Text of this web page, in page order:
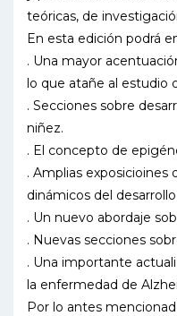
teóricas, de
En esta edición podrá
. Una mayor
lo que atañe al estudio
. Secciones sobre
niñez.
. El concepto de
. Amplias exposicioines
dinámicos del
. Un nuevo abordaje
. Nuevas secciones
. Una importante
la enfermedad de
Por lo antes